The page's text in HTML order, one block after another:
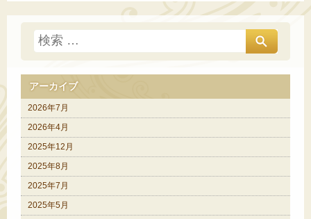
アーカイブ
2026年7月
2026年4月
2025年12月
2025年8月
2025年7月
2025年5月